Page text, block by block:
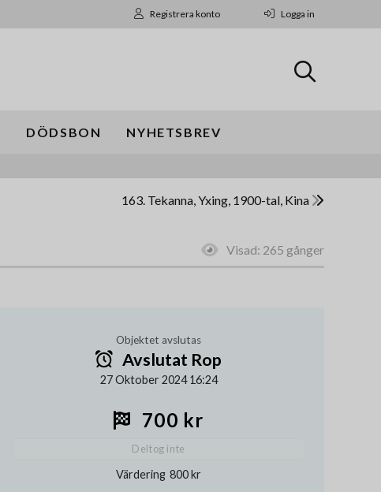
Registrera konto Logga in
DÖDSBON NYHETSBREV
163. Tekanna, Yxing, 1900-tal, Kina
Visad: 265 gånger
Objektet avslutas
Avslutat Rop
27 Oktober 2024 16:24
700 kr
Deltog inte
Värdering 800 kr